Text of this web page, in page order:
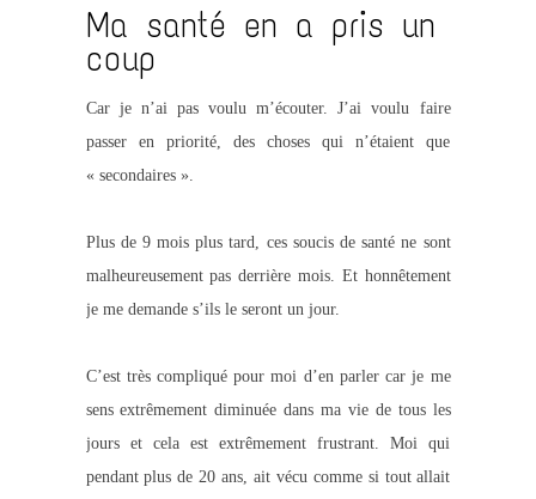
Ma santé en a pris un
coup
Car je n’ai pas voulu m’écouter. J’ai voulu faire
passer en priorité, des choses qui n’étaient que
« secondaires ».
Plus de 9 mois plus tard, ces soucis de santé ne sont
malheureusement pas derrière mois. Et honnêtement
je me demande s’ils le seront un jour.
C’est très compliqué pour moi d’en parler car je me
sens extrêmement diminuée dans ma vie de tous les
jours et cela est extrêmement frustrant. Moi qui
pendant plus de 20 ans, ait vécu comme si tout allait